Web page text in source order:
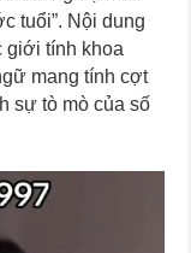
tuổi”. Nội dung
giới tính khoa
mang tính cợt
sự tò mò của số